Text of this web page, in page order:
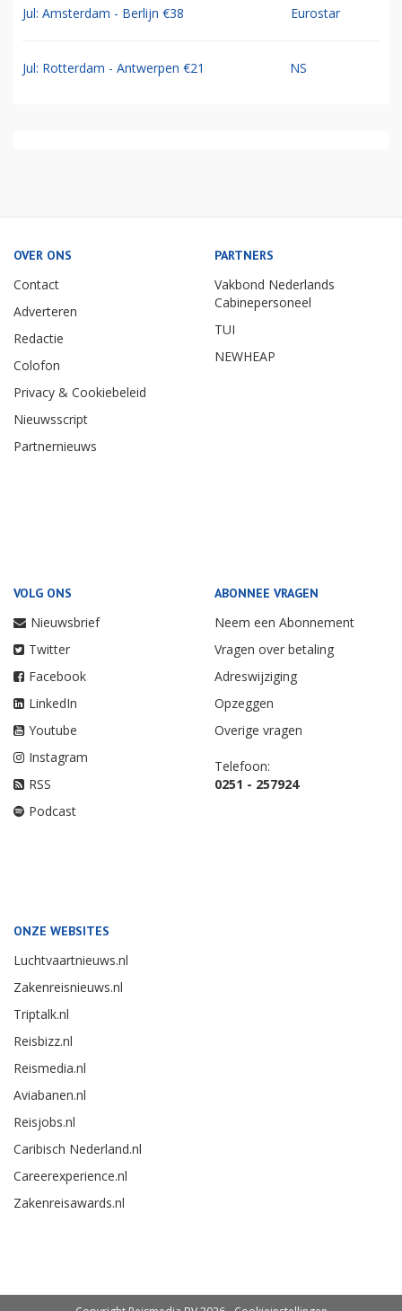
Jul: Amsterdam - Berlijn €38 Eurostar
Jul: Rotterdam - Antwerpen €21 NS
OVER ONS
Contact
Adverteren
Redactie
Colofon
Privacy & Cookiebeleid
Nieuwsscript
Partnernieuws
PARTNERS
Vakbond Nederlands
Cabinepersoneel
TUI
NEWHEAP
VOLG ONS
Nieuwsbrief
Twitter
Facebook
LinkedIn
Youtube
Instagram
RSS
Podcast
ABONNEE VRAGEN
Neem een Abonnement
Vragen over betaling
Adreswijziging
Opzeggen
Overige vragen
Telefoon:
0251 - 257924
ONZE WEBSITES
Luchtvaartnieuws.nl
Zakenreisnieuws.nl
Triptalk.nl
Reisbizz.nl
Reismedia.nl
Aviabanen.nl
Reisjobs.nl
Caribisch Nederland.nl
Careerexperience.nl
Zakenreisawards.nl